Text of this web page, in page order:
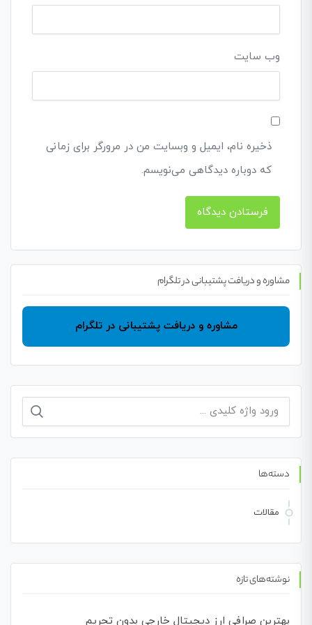
وب‌ سایت
ذخیره نام، ایمیل و وبسایت من در مرورگر برای زمانی
که دوباره دیدگاهی می‌نویسم.
مشاوره و دریافت پشتیبانی در تلگرام
مشاوره و دریافت پشتیبانی در تلگرام
جستجو
دسته‌ها
مقالات
نوشته‌های تازه
بهترین صرافی ارز دیجیتال خارجی بدون تحریم